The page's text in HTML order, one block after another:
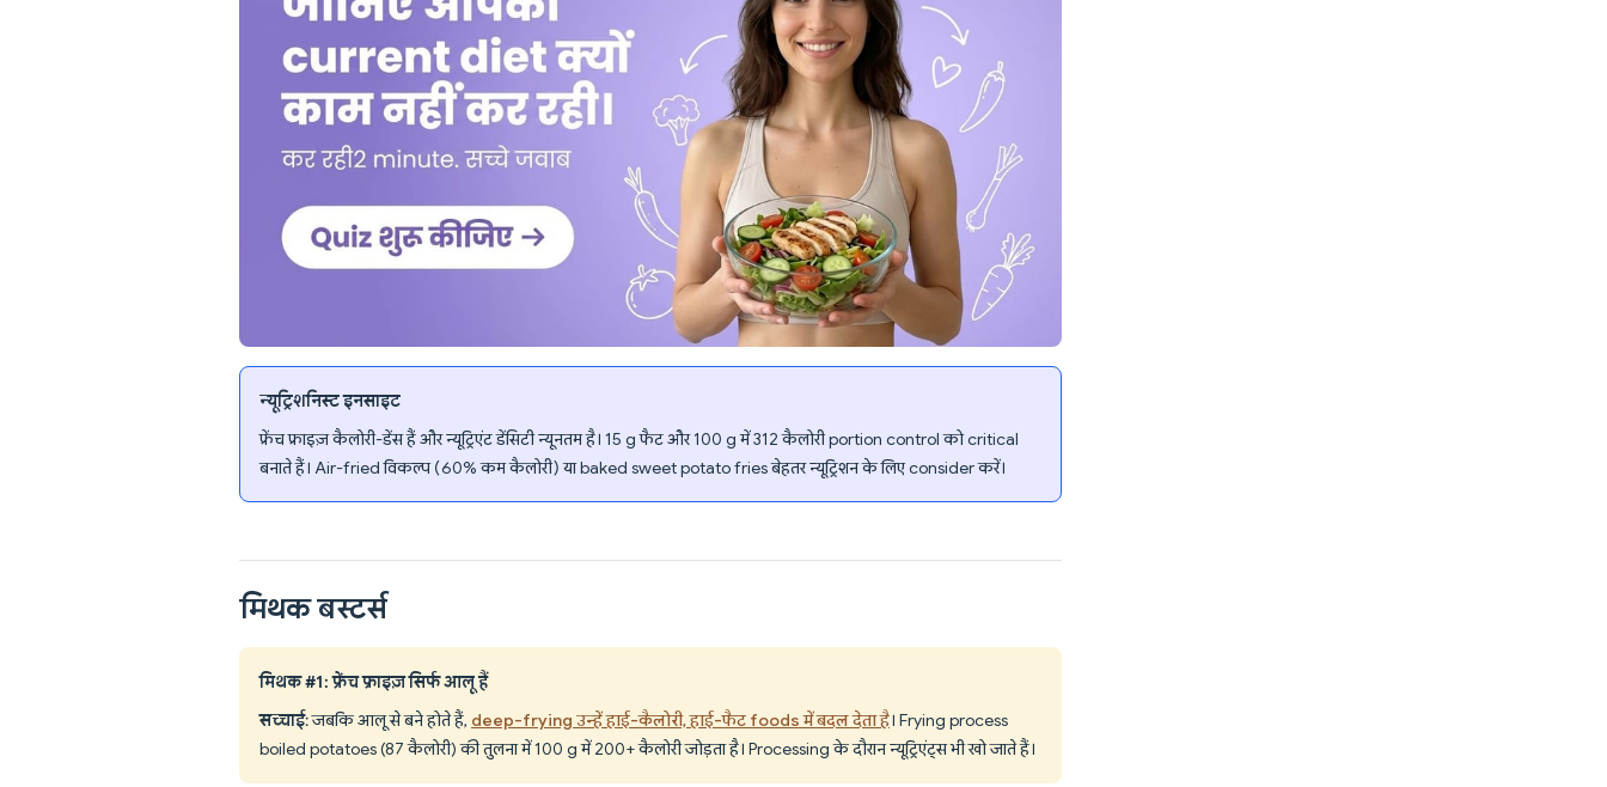
न्यूट्रिशनिस्ट इनसाइट
फ्रेंच फ्राइज़ कैलोरी-डेंस हैं और न्यूट्रिएंट डेंसिटी न्यूनतम है। 15 g फैट और 100 g में 312 कैलोरी portion control को critical
बनाते हैं। Air-fried विकल्प (60% कम कैलोरी) या baked sweet potato fries बेहतर न्यूट्रिशन के लिए consider करें।
मिथक बस्टर्स
मिथक #1: फ्रेंच फ्राइज़ सिर्फ आलू हैं
सच्चाई: जबकि आलू से बने होते हैं, deep-frying उन्हें हाई-कैलोरी, हाई-फैट foods में बदल देता है। Frying process
boiled potatoes (87 कैलोरी) की तुलना में 100 g में 200+ कैलोरी जोड़ता है। Processing के दौरान न्यूट्रिएंट्स भी खो जाते हैं।